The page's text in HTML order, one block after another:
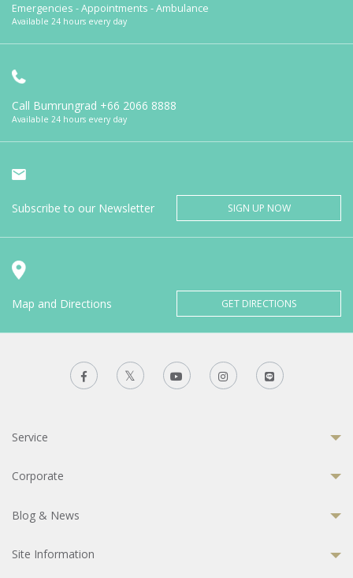
Emergencies - Appointments - Ambulance
Available 24 hours every day
Call Bumrungrad +66 2066 8888
Available 24 hours every day
Subscribe to our Newsletter SIGN UP NOW
Map and Directions GET DIRECTIONS
Service
Corporate
Blog & News
Site Information